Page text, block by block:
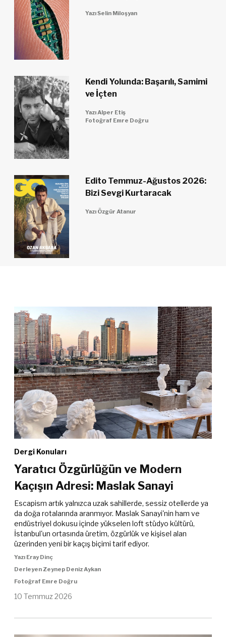
Yazı Selin Miloşyan
Kendi Yolunda: Başarılı, Samimi
ve İçten
Yazı Alper Etiş
Fotoğraf Emre Doğru
Edito Temmuz-Ağustos 2026:
Bizi Sevgi Kurtaracak
Yazı Özgür Atanur
Dergi Konuları
Yaratıcı Özgürlüğün ve Modern
Kaçışın Adresi: Maslak Sanayi
Escapism artık yalnızca uzak sahillerde, sessiz otellerde ya
da doğa rotalarında aranmıyor. Maslak Sanayi'nin ham ve
endüstriyel dokusu içinde yükselen loft stüdyo kültürü,
İstanbul'un ortasında üretim, özgürlük ve kişisel alan
üzerinden yeni bir kaçış biçimi tarif ediyor.
Yazı Eray Dinç
Derleyen Zeynep Deniz Aykan
Fotoğraf Emre Doğru
10 Temmuz 2026